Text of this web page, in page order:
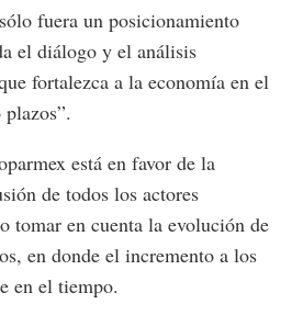
fuera un posicionamiento
el diálogo y el análisis
fortalezca a la economía en el
está en favor de la
de todos los actores
tomar en cuenta la evolución de
en donde el incremento a los
en el tiempo.